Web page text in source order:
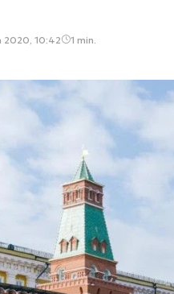
2020, 10:42 1 min.